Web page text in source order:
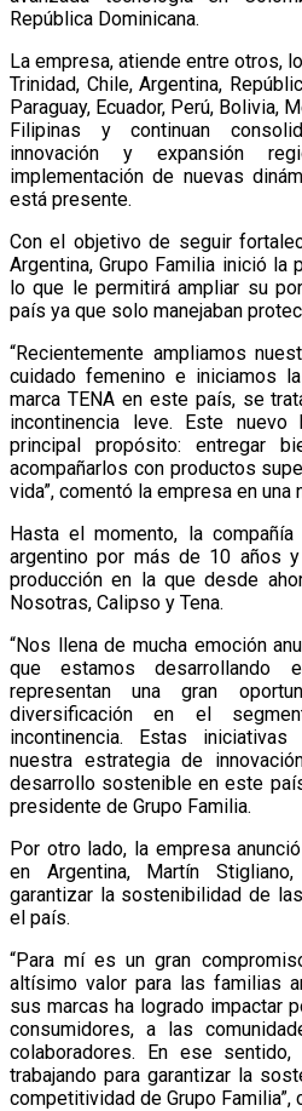
República Dominicana.
La empresa, atiende entre otros,
Trinidad, Chile, Argentina,
Paraguay, Ecuador, Perú, Bolivia,
Filipinas y continuan
innovación y expansión
implementación de nuevas
está presente.
Con el objetivo de seguir
Argentina, Grupo Familia inició la
lo que le permitirá ampliar su
país ya que solo manejaban
“Recientemente ampliamos
cuidado femenino e iniciamos
marca TENA en este país, se
incontinencia leve. Este
principal propósito: entregar
acompañarlos con productos
vida”, comentó la empresa en una
Hasta el momento, la
argentino por más de 10 años
producción en la que desde
Nosotras, Calipso y Tena.
“Nos llena de mucha emoción
que estamos desarrollando
representan una gran
diversificación en el
incontinencia. Estas
nuestra estrategia de
desarrollo sostenible en este
presidente de Grupo Familia.
Por otro lado, la empresa
en Argentina, Martín
garantizar la sostenibilidad de
el país.
“Para mí es un gran
altísimo valor para las familias
sus marcas ha logrado impactar
consumidores, a las
colaboradores. En ese
trabajando para garantizar la
competitividad de Grupo Familia”,